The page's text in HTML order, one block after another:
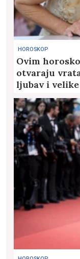
HOROSKOP
Ovim
otvaraju
ljubav i